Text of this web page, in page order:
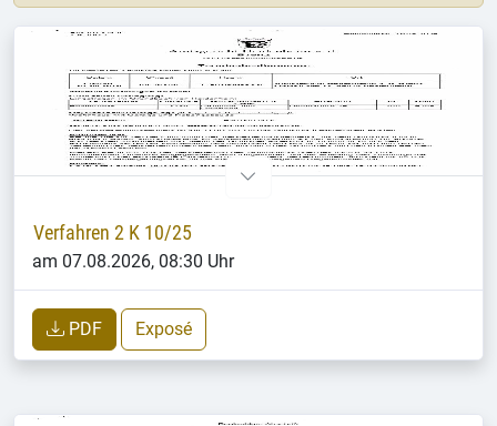
Verfahren 2 K 10/25
am 07.08.2026, 08:30 Uhr
PDF Exposé